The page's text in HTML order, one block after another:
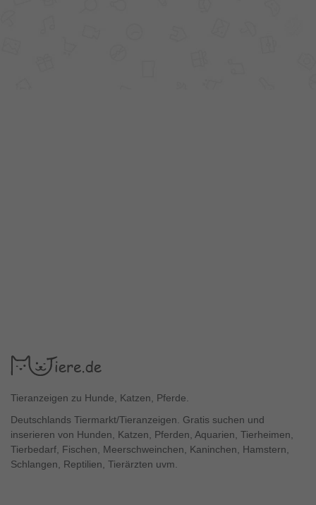
Tieranzeigen zu Hunde, Katzen, Pferde.
Deutschlands Tiermarkt/Tieranzeigen. Gratis suchen und
inserieren von Hunden, Katzen, Pferden, Aquarien, Tierheimen,
Tierbedarf, Fischen, Meerschweinchen, Kaninchen, Hamstern,
Schlangen, Reptilien, Tierärzten uvm.